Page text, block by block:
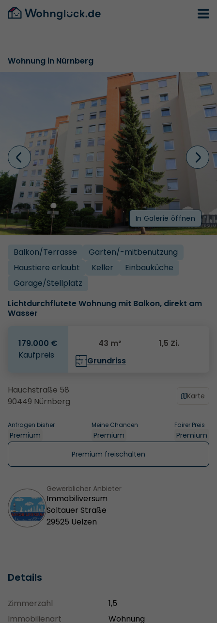
Wohnung in Nürnberg
In Galerie öffnen
Balkon/­Terrasse
Garten/­-mitbenutzung
Haustiere erlaubt
Keller
Einbauküche
Garage/­Stellplatz
Lichtdurchflutete Wohnung mit Balkon, direkt am
Wasser
Anfragen bisher
Premium
Meine Chancen
Premium
Fairer Preis
Premium
Premium freischalten
179.000 €
Kaufpreis
43 m²
1,5 Zi.
Grundriss
Hauchstraße 58
90449 Nürnberg
Karte
Gewerblicher Anbieter
Immobiliversum
Soltauer Straße
29525 Uelzen
Details
Zimmerzahl
1,5
Immobilienart
Wohnung